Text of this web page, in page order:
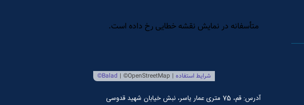
آدرس: قم، 75 متری عمار یاسر، نبش خیابان شهید قدوسی